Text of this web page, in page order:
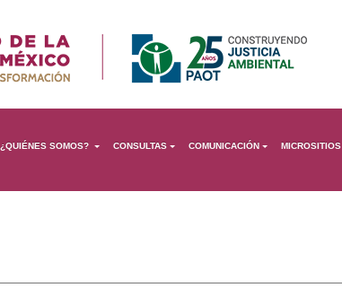
¿QUIÉNES SOMOS? CONSULTAS COMUNICACIÓN MICROSITIOS